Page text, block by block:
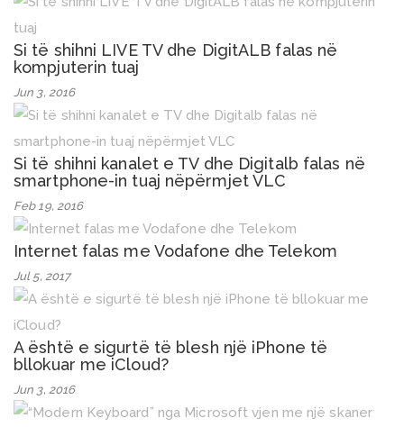
Si të shihni LIVE TV dhe DigitALB falas në
kompjuterin tuaj
Jun 3, 2016
Si të shihni kanalet e TV dhe Digitalb falas në
smartphone-in tuaj nëpërmjet VLC
Feb 19, 2016
Internet falas me Vodafone dhe Telekom
Jul 5, 2017
A është e sigurtë të blesh një iPhone të
bllokuar me iCloud?
Jun 3, 2016